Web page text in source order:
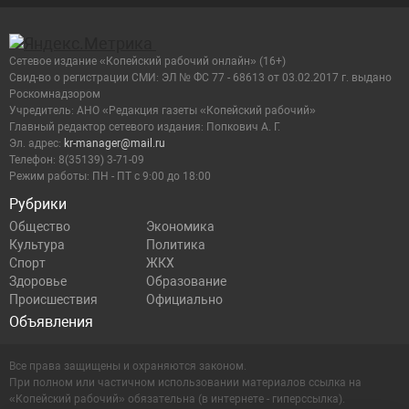
Рубрики
Общество
Экономика
Культура
Политика
Спорт
ЖКХ
Здоровье
Образование
Происшествия
Официально
Объявления
Сетевое издание «Копейский рабочий онлайн» (16+)
Cвид-во о регистрации СМИ: ЭЛ № ФС 77 - 68613 от 03.02.2017 г. выдано
Роскомнадзором
Учредитель: АНО «Редакция газеты «Копейский рабочий»
Главный редактор сетевого издания: Попкович А. Г.
Эл. адрес: kr-manager@mail.ru
Телефон: 8(35139) 3-71-09
Режим работы: ПН - ПТ с 9:00 до 18:00
Все права защищены и охраняются законом.
При полном или частичном использовании материалов ссылка на
«Копейский рабочий» обязательна (в интернете - гиперссылка).